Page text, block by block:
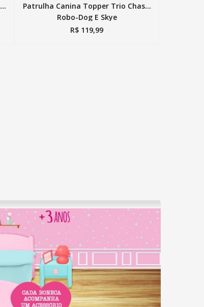
Patrulha Canina Topper Trio Chase,
Robo-Dog E Skye
R$ 119,99